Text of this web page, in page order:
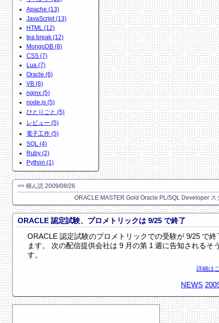
Apache (13)
JavaScript (13)
HTML (12)
tea break (12)
MongoDB (8)
CSS (7)
Lua (7)
Oracle (6)
VB (6)
nginx (5)
node.js (5)
ひとりごと (5)
レビュー (5)
電子工作 (5)
SQL (4)
Ruby (2)
Python (1)
<< 積ん読 2009/08/26
ORACLE MASTER Gold Oracle PL/SQL Developer ス
ORACLE 認定試験、プロメトリックは 9/25 で終了
ORACLE 認定試験のプロメトリックでの受験が 9/25 で終
ます。 次の配信提供会社は 9 月の第 1 週に告知されるそ
す。
詳細は
NEWS